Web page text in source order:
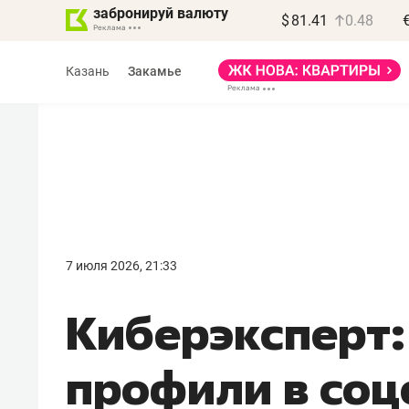
забронируй валюту $ 81.41 0.48
Казань Закамье
7 июля 2026, 21:33
профили в
правил, бизнес может
потерять минимум